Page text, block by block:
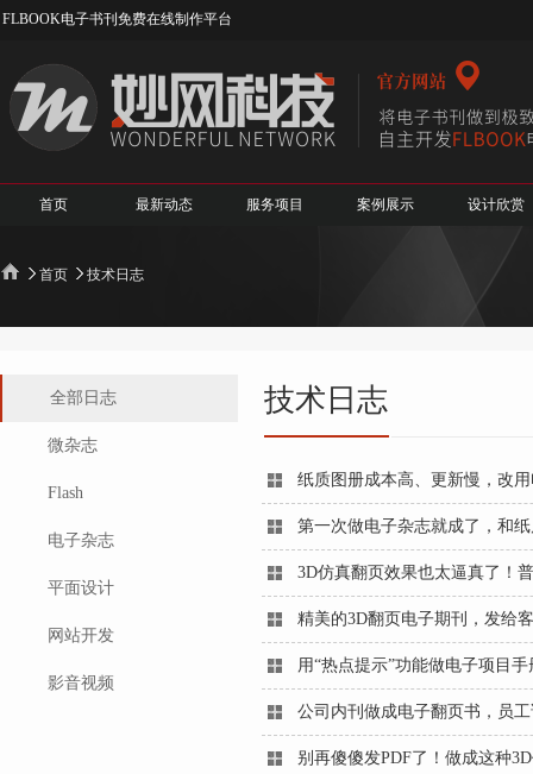
FLBOOK电子书刊免费在线制作平台
首页 最新动态 服务项目 案例展示 设计欣赏
首页 技术日志
技术日志
纸质图册成本高、更新慢，改
第一次做电子杂志就成了，和
3D仿真翻页效果也太逼真了！
精美的3D翻页电子期刊，发给
用“热点提示”功能做电子项目
公司内刊做成电子翻页书，员
别再傻傻发PDF了！做成这种
全部日志
微杂志
Flash
电子杂志
平面设计
网站开发
影音视频